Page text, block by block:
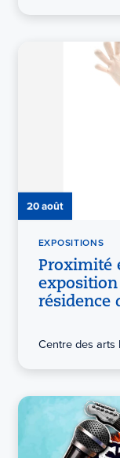
20 août
EXPOSITIONS
Proximité
résidence
Centre des arts